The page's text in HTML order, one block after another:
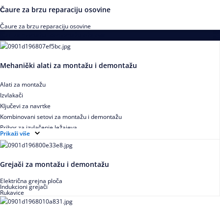
Čaure za brzu reparaciju osovine
Čaure za brzu reparaciju osovine
Mehanički alati za montažu i demontažu
Alati za montažu
Izvlakači
Ključevi za navrtke
Kombinovani setovi za montažu i demontažu
Pribor za izvlačenje ležajeva
Prikaži više
Grejači za montažu i demontažu
Električna grejna ploča
Indukcioni grejači
Rukavice